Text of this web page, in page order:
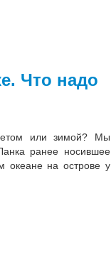
Что надо
или зимой? Мы
ранее носившее
океане на острове у